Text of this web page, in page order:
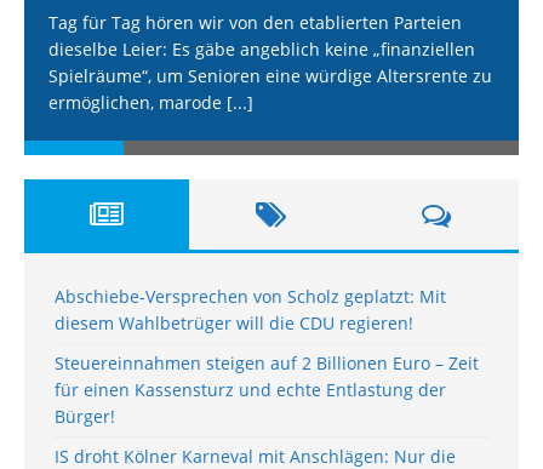
Tag für Tag hören wir von den etablierten Parteien
dieselbe Leier: Es gäbe angeblich keine „finanziellen
Spielräume“, um Senioren eine würdige Altersrente zu
ermöglichen, marode [...]
Abschiebe-Versprechen von Scholz geplatzt: Mit
diesem Wahlbetrüger will die CDU regieren!
Steuereinnahmen steigen auf 2 Billionen Euro – Zeit
für einen Kassensturz und echte Entlastung der
Bürger!
IS droht Kölner Karneval mit Anschlägen: Nur die